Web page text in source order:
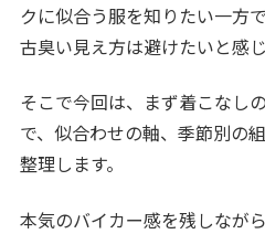
クに似合う服を知りたい一方
古臭い見え方は避けたいと感じ
そこで今回は、まず着こなし
で、似合わせの軸、季節別の
整理します。
本気のバイカー感を残しなが